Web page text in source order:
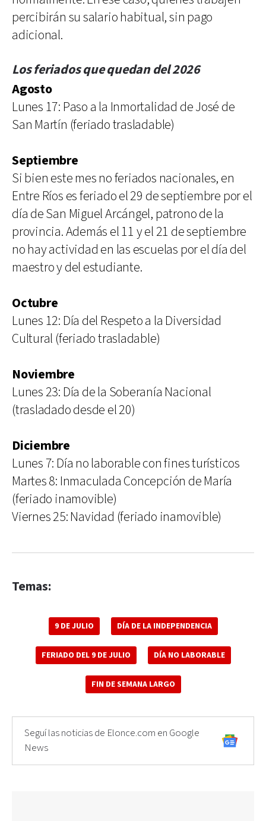
percibirán su salario habitual, sin pago
adicional.
Los feriados que quedan del 2026
Agosto
Lunes 17: Paso a la Inmortalidad de José de
San Martín (feriado trasladable)
Septiembre
Si bien este mes no feriados nacionales, en
Entre Ríos es feriado el 29 de septiembre por el
día de San Miguel Arcángel, patrono de la
provincia. Además el 11 y el 21 de septiembre
no hay actividad en las escuelas por el día del
maestro y del estudiante.
Octubre
Lunes 12: Día del Respeto a la Diversidad
Cultural (feriado trasladable)
Noviembre
Lunes 23: Día de la Soberanía Nacional
(trasladado desde el 20)
Diciembre
Lunes 7: Día no laborable con fines turísticos
Martes 8: Inmaculada Concepción de María
(feriado inamovible)
Viernes 25: Navidad (feriado inamovible)
Temas:
9 DE JULIO DÍA DE LA INDEPENDENCIA
FERIADO DEL 9 DE JULIO DÍA NO LABORABLE
FIN DE SEMANA LARGO
Seguí las noticias de Elonce.com en Google
News